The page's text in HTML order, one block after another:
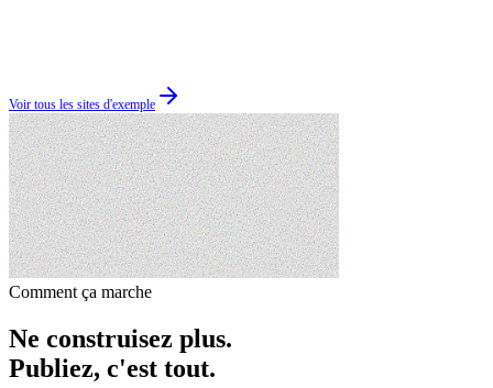
Voir tous les sites d'exemple
Comment ça marche
Ne construisez plus.
Publiez, c'est tout.